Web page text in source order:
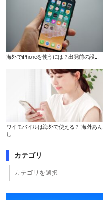
海外でiPhoneを使うには？出発前の設...
ワイモバイルは海外で使える？“海外あん
し...
カテゴリ